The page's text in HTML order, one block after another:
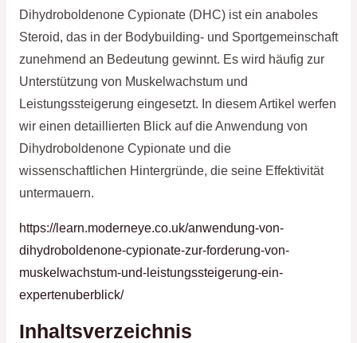
Dihydroboldenone Cypionate (DHC) ist ein anaboles
Steroid, das in der Bodybuilding- und Sportgemeinschaft
zunehmend an Bedeutung gewinnt. Es wird häufig zur
Unterstützung von Muskelwachstum und
Leistungssteigerung eingesetzt. In diesem Artikel werfen
wir einen detaillierten Blick auf die Anwendung von
Dihydroboldenone Cypionate und die
wissenschaftlichen Hintergründe, die seine Effektivität
untermauern.
https://learn.moderneye.co.uk/anwendung-von-
dihydroboldenone-cypionate-zur-forderung-von-
muskelwachstum-und-leistungssteigerung-ein-
expertenuberblick/
Inhaltsverzeichnis